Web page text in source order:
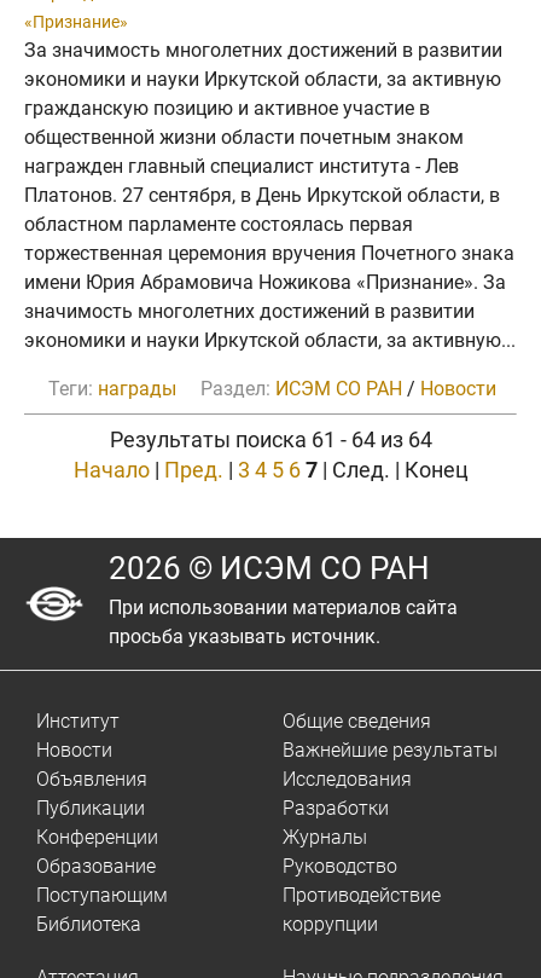
«Признание»
За значимость многолетних достижений в развитии
экономики и науки Иркутской области, за активную
гражданскую позицию и активное участие в
общественной жизни области почетным знаком
награжден главный специалист института - Лев
Платонов. 27 сентября, в День Иркутской области, в
областном парламенте состоялась первая
торжественная церемония вручения Почетного знака
имени Юрия Абрамовича Ножикова «Признание». За
значимость многолетних достижений в развитии
экономики и науки Иркутской области, за активную...
Теги: награды Раздел: ИСЭМ СО РАН / Новости
Результаты поиска 61 - 64 из 64
Начало| Пред. | 3 4 5 6 7| След. | Конец
2026 © ИСЭМ СО РАН
При использовании материалов сайта
просьба указывать источник.
Институт
Новости
Объявления
Публикации
Конференции
Образование
Поступающим
Библиотека
Общие сведения
Важнейшие результаты
Исследования
Разработки
Журналы
Руководство
Противодействие
коррупции